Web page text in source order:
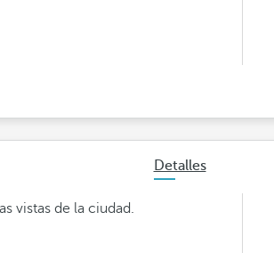
Detalles
vistas de la ciudad.